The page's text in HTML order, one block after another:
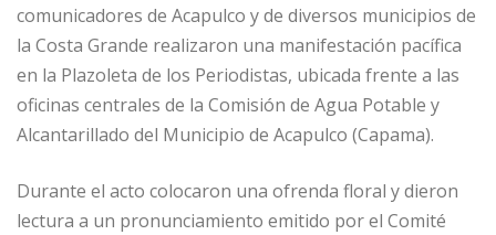
comunicadores de Acapulco y de diversos municipios de
la Costa Grande realizaron una manifestación pacífica
en la Plazoleta de los Periodistas, ubicada frente a las
oficinas centrales de la Comisión de Agua Potable y
Alcantarillado del Municipio de Acapulco (Capama).
Durante el acto colocaron una ofrenda floral y dieron
lectura a un pronunciamiento emitido por el Comité